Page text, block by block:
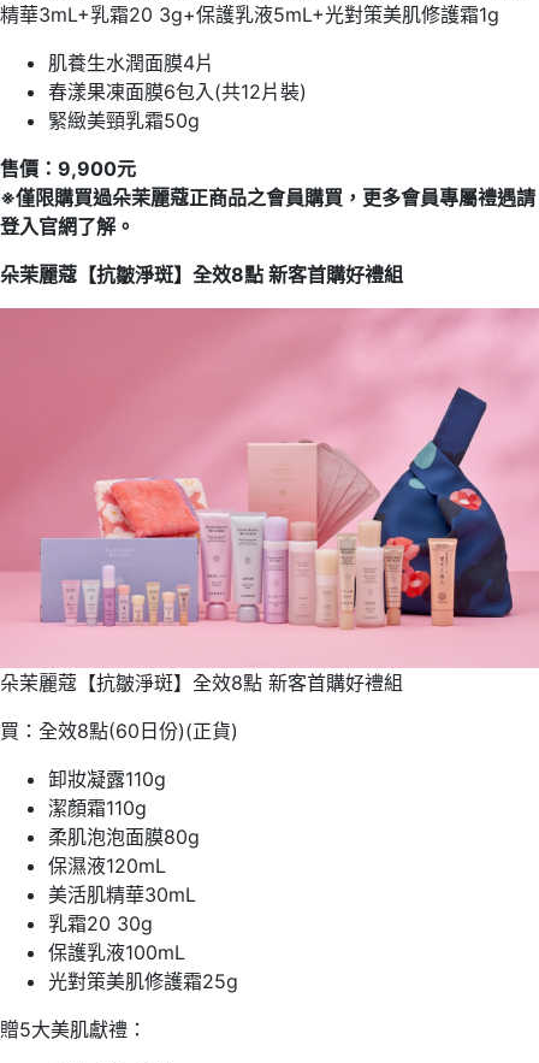
精華3mL+乳霜20 3g+保護乳液5mL+光對策美肌修護霜1g
肌養生水潤面膜4片
春漾果凍面膜6包入(共12片裝)
緊緻美頸乳霜50g
售價：9,900元
※僅限購買過朵茉麗蔻正商品之會員購買，更多會員專屬禮遇請
登入官網了解。
朵茉麗蔻【抗皺淨斑】全效8點 新客首購好禮組
朵茉麗蔻【抗皺淨斑】全效8點 新客首購好禮組
買：全效8點(60日份)(正貨)
卸妝凝露110g
潔顏霜110g
柔肌泡泡面膜80g
保濕液120mL
美活肌精華30mL
乳霜20 30g
保護乳液100mL
光對策美肌修護霜25g
贈5大美肌獻禮：